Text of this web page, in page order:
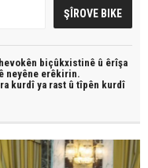
biçûkxistinê û êrîşa
neyêne erêkirin.
kurdî ya rast û tîpên kurdî